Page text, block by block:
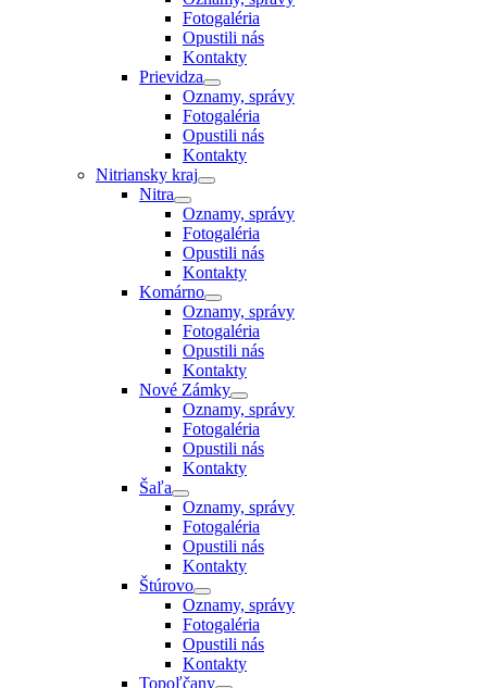
Fotogaléria
Opustili nás
Kontakty
Prievidza
Oznamy, správy
Fotogaléria
Opustili nás
Kontakty
Nitriansky kraj
Nitra
Oznamy, správy
Fotogaléria
Opustili nás
Kontakty
Komárno
Oznamy, správy
Fotogaléria
Opustili nás
Kontakty
Nové Zámky
Oznamy, správy
Fotogaléria
Opustili nás
Kontakty
Šaľa
Oznamy, správy
Fotogaléria
Opustili nás
Kontakty
Štúrovo
Oznamy, správy
Fotogaléria
Opustili nás
Kontakty
Topoľčany